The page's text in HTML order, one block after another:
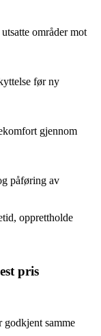
områder mot
før ny
gjennom
påføring av
opprettholde
pris
samme